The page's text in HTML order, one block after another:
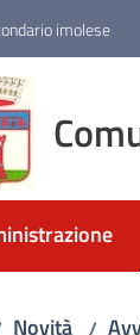
imolese
Novità